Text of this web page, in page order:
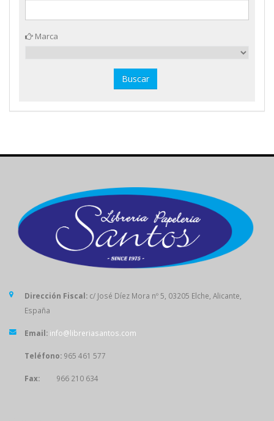
Marca
Dirección Fiscal: c/ José Díez Mora nº 5, 03205 Elche, Alicante,
España
Email: info@libreriasantos.com
Teléfono: 965 461 577
Fax: 966 210 634